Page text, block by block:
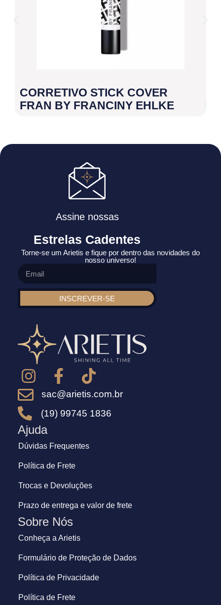
CORRETIVO STICK COVER
FRAN BY FRANCINY EHLKE
Assine nossas
Estrelas Cadentes
Torne-se um Arietis e fique por dentro das novidades do
nosso universo!
INSCREVER-SE
sac@arietis.com.br
(19) 99745 1836
Ajuda
Dúvidas Frequentes
Política de Frete
Trocas e Devoluções
Prazo de entrega e valor de frete
Sobre Nós
Conheça a Arietis
Formulário de Proteção de Dados
Política de Privacidade
Política de Frete